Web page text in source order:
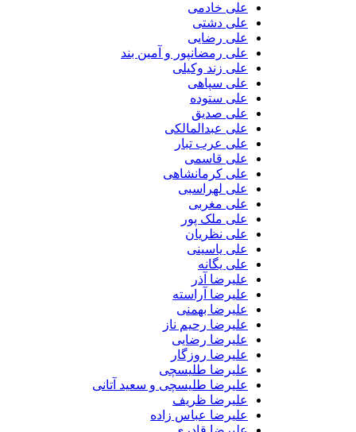
علی خادمی
علی دشتی
علی رضایی
علی رمضانپور و آمین بند
علی زند وکیلی
علی سپاهی
علی ستوده
علی صدیق
علی عبدالمالکی
علی عرب تبار
علی قاسمی
علی کرمانشاهی
علی لهراسبی
علی مغربی
علی ملک پور
علی نظریان
علی یاسینی
علی یگانه
علیرضا آذر
علیرضا آراسته
علیرضا بهمنی
علیرضا رحیم ناز
علیرضا رضایی
علیرضا روزگار
علیرضا طلیسچی
علیرضا طلیسچی و سعید آتانی
علیرضا ظریف
علیرضا عباس زاده